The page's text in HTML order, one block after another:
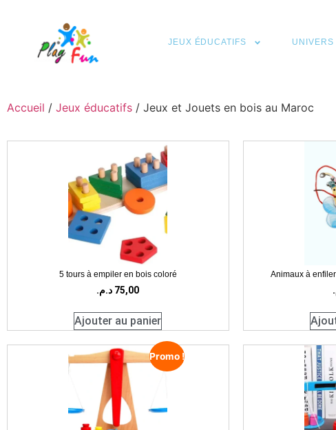
JEUX ÉDUCATIFS UNIVERS
Accueil / Jeux éducatifs / Jeux et Jouets en bois au Maroc
5 tours à empiler en bois coloré
75,00 د.م.
Ajouter au panier
Animaux à
Promo !